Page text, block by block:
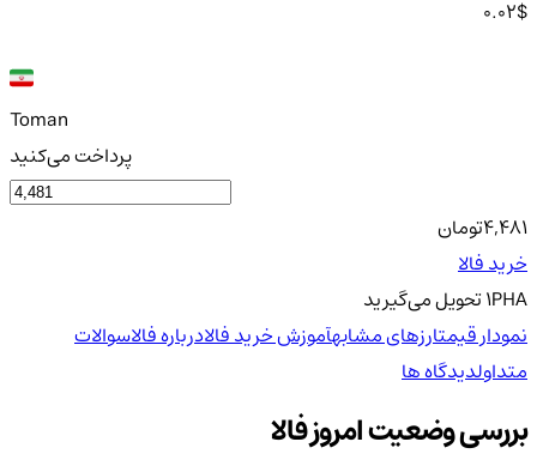
0.02$
Toman
پرداخت می‌کنید
4,481تومان
خرید فالا
1PHAتحویلمی‌گیرید
نمودار قیمتارزهای مشابهآموزش خرید فالادرباره فالاسوالات
متداولدیدگاه ها
بررسی وضعیت امروز فالا